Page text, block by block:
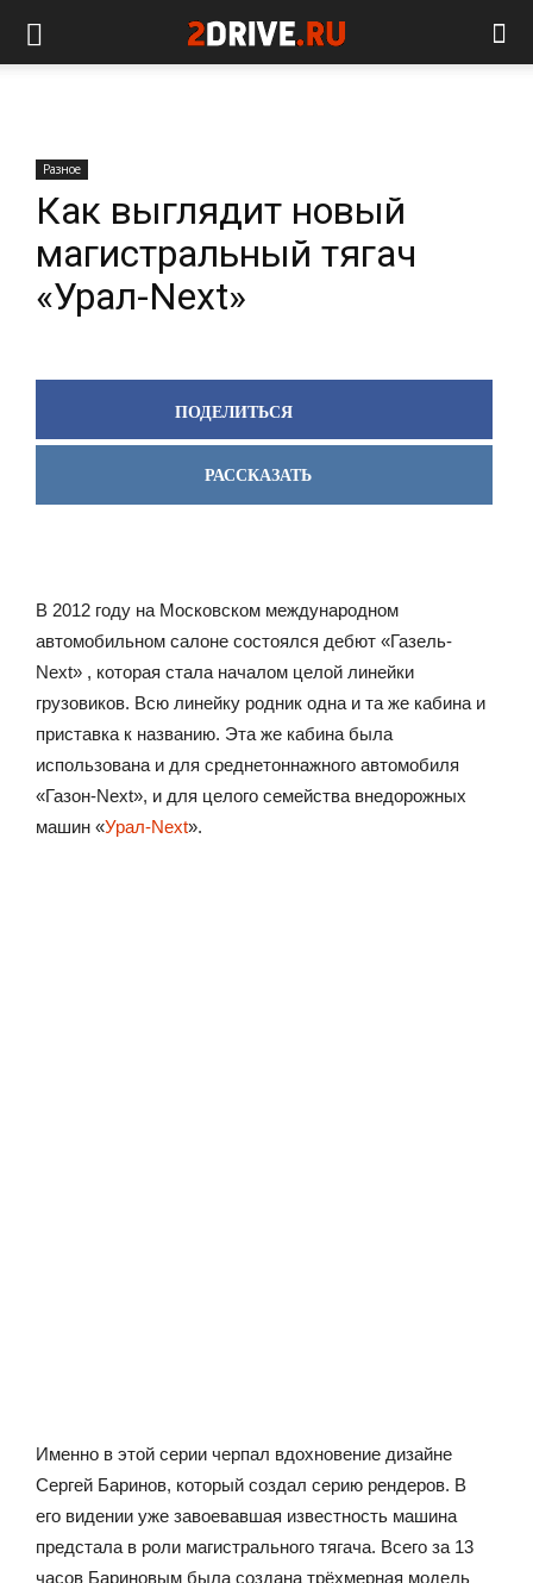
Разное
Как выглядит новый
магистральный тягач
«Урал-Next»
ПОДЕЛИТЬСЯ
РАССКАЗАТЬ
В 2012 году на Московском международном
автомобильном салоне состоялся дебют «Газель-
Next» , которая стала началом целой линейки
грузовиков. Всю линейку родник одна и та же кабина и
приставка к названию. Эта же кабина была
использована и для среднетоннажного автомобиля
«Газон-Next», и для целого семейства внедорожных
машин «Урал-Next».
Именно в этой серии черпал вдохновение дизайне
Сергей Баринов, который создал серию рендеров. В
его видении уже завоевавшая известность машина
предстала в роли магистрального тягача. Всего за 13
часов Бариновым была создана трёхмерная модель